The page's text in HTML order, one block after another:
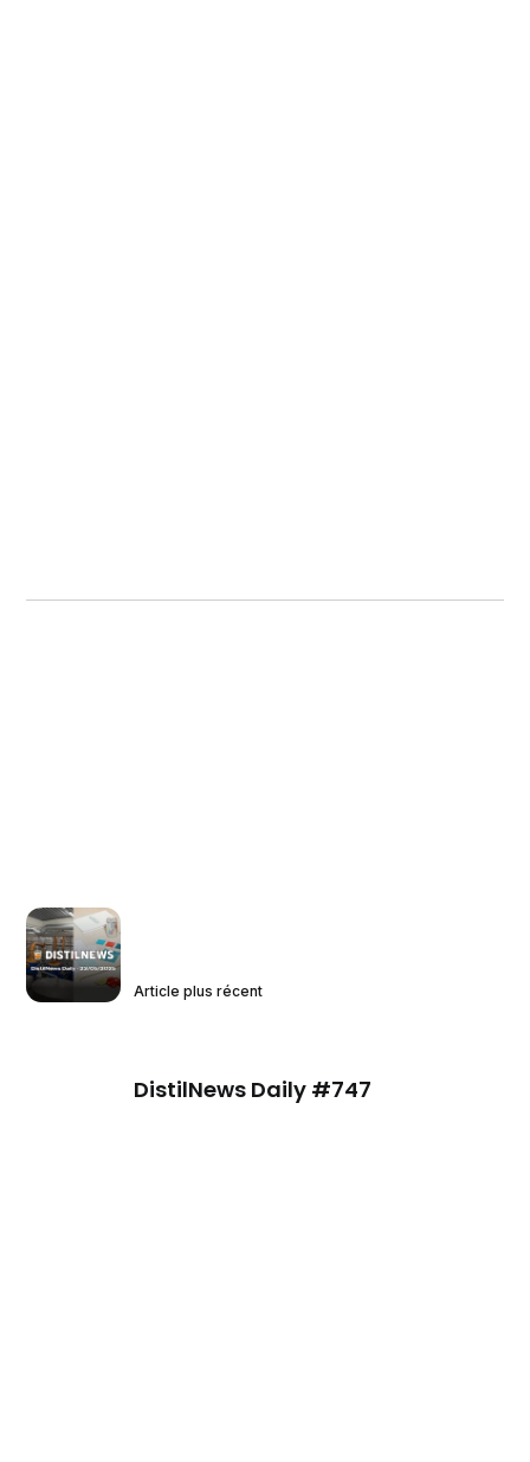
Article plus récent
DistilNews Daily #747